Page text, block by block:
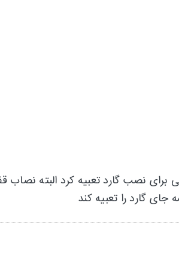
نصب گارد تعبیه کرد البته نصاب
جای گارد را تعبیه کند